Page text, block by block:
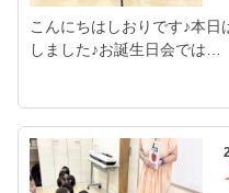
こんにちはしおりです♪本
しました♪お誕生日会では…